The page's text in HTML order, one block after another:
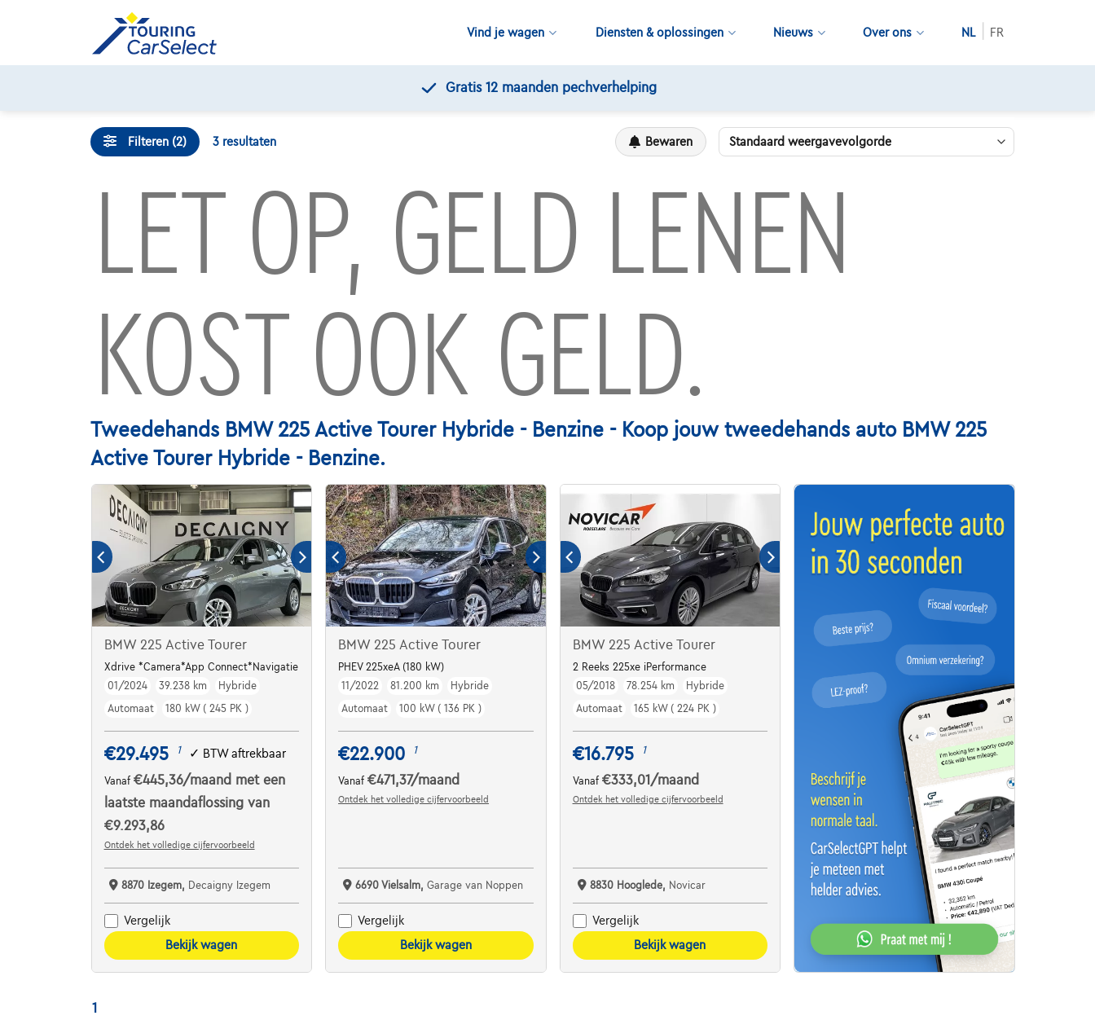
Vind je wagen Diensten & oplossingen Nieuws Over ons NL FR
Gratis 12 maanden pechverhelping
Filteren (2) 3 resultaten Bewaren
Tweedehands BMW 225 Active Tourer Hybride - Benzine - Koop jouw tweedehands auto BMW 225
Active Tourer Hybride - Benzine.
LET OP, GELD LENEN
KOST OOK GELD.
BMW 225 Active Tourer
Xdrive *Camera*App Connect*Navigatie
01/2024
39.238 km
Hybride
Automaat
180 kW ( 245 PK )
€29.495 1 ✓ BTW aftrekbaar
Vanaf €445,36/maand met een
laatste maandaflossing van
€9.293,86
Ontdek het volledige cijfervoorbeeld
8870 Izegem, Decaigny Izegem
Vergelijk
Bekijk wagen
BMW 225 Active Tourer
PHEV 225xeA (180 kW)
11/2022
81.200 km
Hybride
Automaat
100 kW ( 136 PK )
€22.900 1
Vanaf€471,37/maand
Ontdek het volledige cijfervoorbeeld
6690 Vielsalm,Garage van Noppen
Vergelijk
Bekijk wagen
BMW 225 Active Tourer
2 Reeks 225xe iPerformance
05/2018
78.254 km
Hybride
Automaat
165 kW ( 224 PK )
€16.795 1
Vanaf €333,01 /maand
Ontdek het volledige cijfervoorbeeld
8830 Hooglede, Novicar
Vergelijk
Bekijk wagen
1